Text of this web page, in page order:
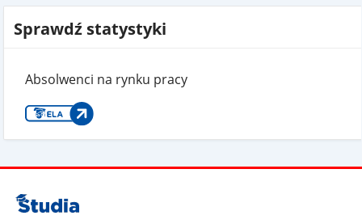
Sprawdź statystyki
Absolwenci na rynku pracy